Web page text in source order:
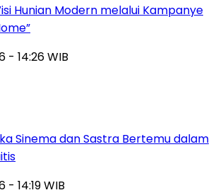
Hunian Modern melalui Kampanye
- 14:26 WIB
Sinema dan Sastra Bertemu dalam
- 14:19 WIB